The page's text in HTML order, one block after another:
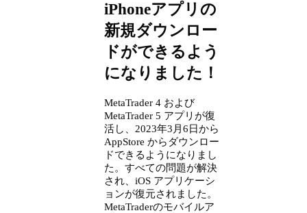
iPhoneアプリの
新規ダウンロー
ドができるよう
になりました！
MetaTrader 4 および
MetaTrader 5 アプリが復
活し、2023年3月6日から
AppStore からダウンロー
ドできるようになりまし
た。すべての問題が解決
され、iOS アプリケーシ
ョンが復元されました。
MetaTraderのモバイルア